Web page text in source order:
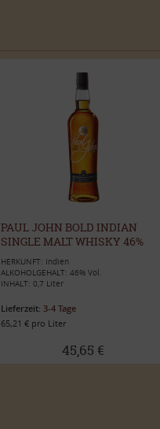
PAUL JOHN BOLD INDIAN
SINGLE MALT WHISKY 46%
VOL. 0,7L
HERKUNFT: Indien
ALKOHOLGEHALT: 46% Vol.
INHALT: 0,7 Liter
Lieferzeit: 3-4 Tage
65,21 € pro Liter
45,65 €